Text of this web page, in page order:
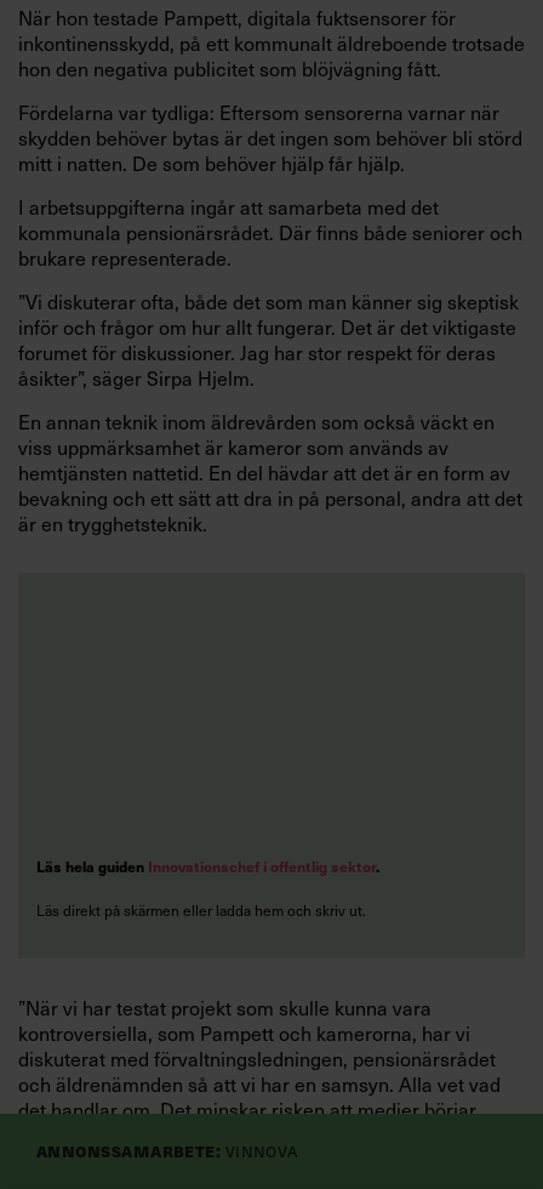
Annonssamarbete: Vinnova
När hon testade Pampett, digitala fuktsensorer för
inkontinensskydd, på ett kommunalt äldreboende trotsade
hon den negativa publicitet som blöjvägning fått.
Fördelarna var tydliga: Eftersom sensorerna varnar när
skydden behöver bytas är det ingen som behöver bli störd
mitt i natten. De som behöver hjälp får hjälp.
I arbetsuppgifterna ingår att samarbeta med det
kommunala pensionärsrådet. Där finns både seniorer och
brukare representerade.
”Vi diskuterar ofta, både det som man känner sig skeptisk
inför och frågor om hur allt fungerar. Det är det viktigaste
forumet för diskussioner. Jag har stor respekt för deras
åsikter”, säger Sirpa Hjelm.
En annan teknik inom äldrevården som också väckt en
viss uppmärksamhet är kameror som används av
hemtjänsten nattetid. En del hävdar att det är en form av
bevakning och ett sätt att dra in på personal, andra att det
är en trygghetsteknik.
Läs hela guiden Innovationschef i offentlig sektor.
Läs direkt på skärmen eller ladda hem och skriv ut.
”När vi har testat projekt som skulle kunna vara
kontroversiella, som Pampett och kamerorna, har vi
diskuterat med förvaltningsledningen, pensionärsrådet
och äldrenämnden så att vi har en samsyn. Alla vet vad
det handlar om. Det minskar risken att medier börjar